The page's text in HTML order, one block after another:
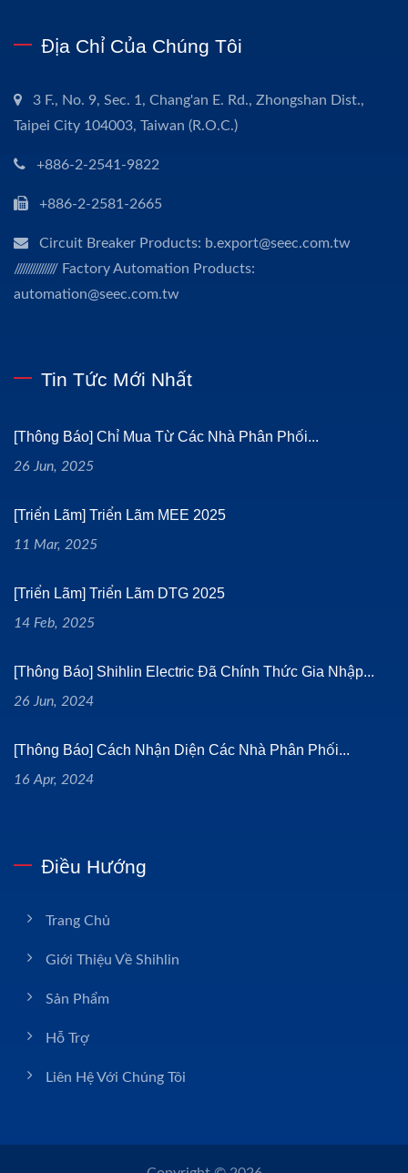
Địa Chỉ Của Chúng Tôi
3 F., No. 9, Sec. 1, Chang'an E. Rd., Zhongshan Dist.,
Taipei City 104003, Taiwan (R.O.C.)
+886-2-2541-9822
+886-2-2581-2665
Circuit Breaker Products: b.export@seec.com.tw
/////////////// Factory Automation Products:
automation@seec.com.tw
Tin Tức Mới Nhất
[Thông Báo] Chỉ Mua Từ Các Nhà Phân Phối...
26 Jun, 2025
[Triển Lãm] Triển Lãm MEE 2025
11 Mar, 2025
[Triển Lãm] Triển Lãm DTG 2025
14 Feb, 2025
[Thông Báo] Shihlin Electric Đã Chính Thức Gia Nhập...
26 Jun, 2024
[Thông Báo] Cách Nhận Diện Các Nhà Phân Phối...
16 Apr, 2024
Điều Hướng
Trang Chủ
Giới Thiệu Về Shihlin
Sản Phẩm
Hỗ Trợ
Liên Hệ Với Chúng Tôi